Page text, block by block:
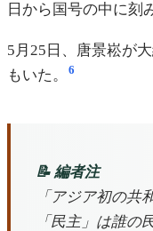
日から国号の中に刻
5月25日、唐景崧が
もいた。
6
📝 編者注
「アジア初の
「民主」は誰